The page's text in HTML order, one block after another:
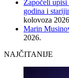
Započeli
godina i
kolovoza
Marin
2026.
NAJČITANIJE